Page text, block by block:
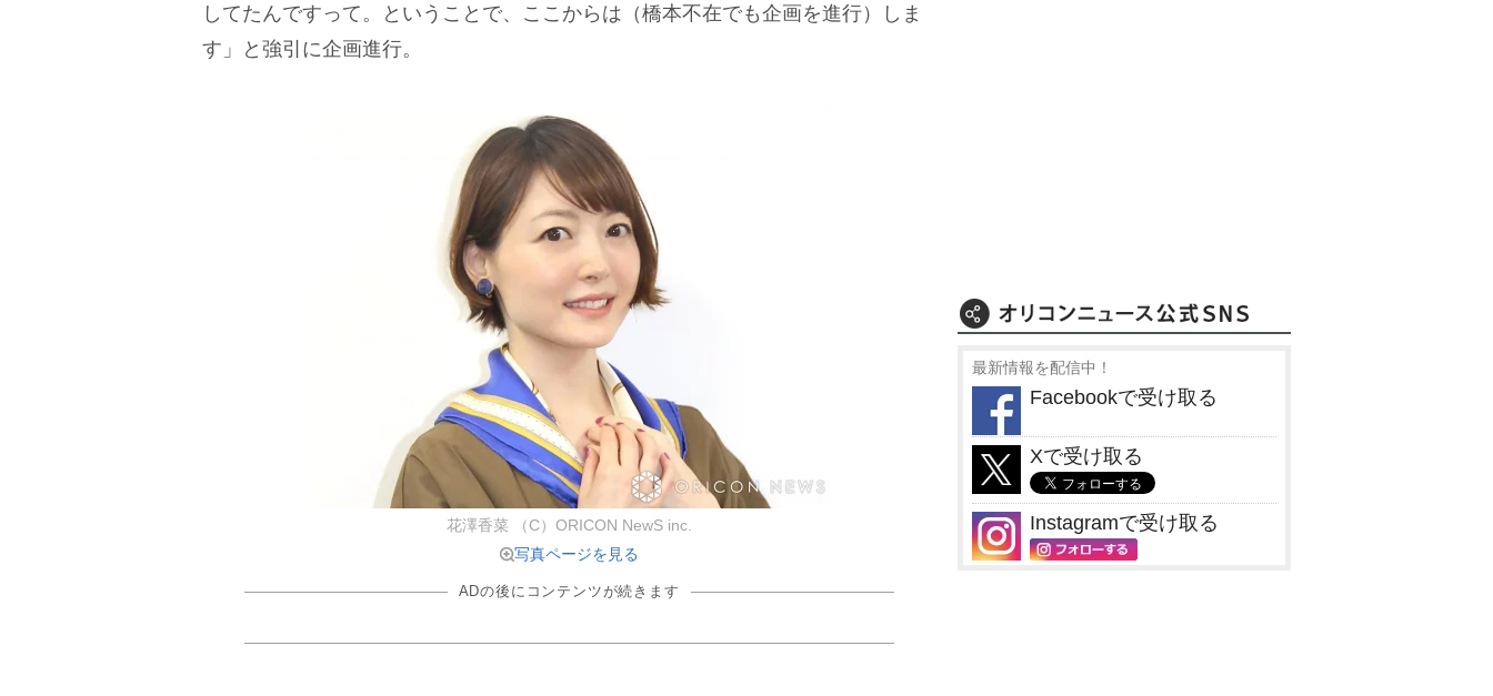
してたんですって。ということで、ここからは（橋本不在でも企画を進行）しま
す」と強引に企画進行。
花澤香菜 （C）ORICON NewS inc.
写真ページを見る
ADの後にコンテンツが続きます
最新情報を配信中！
Facebookで受け取る
Xで受け取る
Instagramで受け取る